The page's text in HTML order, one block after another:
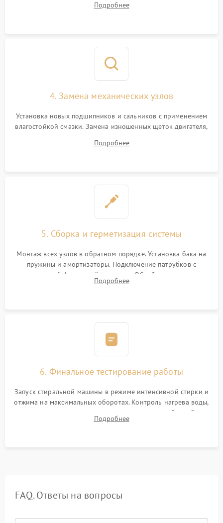
Восстановление целостности проводки и контактов.
Подробнее
4. Замена механических узлов
Установка новых подшипников и сальников с применением
влагостойкой смазки. Замена изношенных щеток двигателя,
или поврежденной резиновой манжеты.
Подробнее
5. Сборка и герметизация системы
Монтаж всех узлов в обратном порядке. Установка бака на
пружины и амортизаторы. Подключение патрубков с
надежной фиксацией хомутами. Обработка стыков
герметиком для предотвращения возможных протечек воды.
Подробнее
6. Финальное тестирование работы
Запуск стиральной машины в режиме интенсивной стирки и
отжима на максимальных оборотах. Контроль нагрева воды,
корректности слива, отсутствия излишних вибраций,
посторонних стуков и протечек под корпусом.
Подробнее
FAQ. Ответы на вопросы